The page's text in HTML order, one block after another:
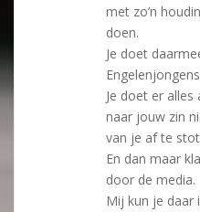
met zo’n
doen.
Je doet
Je doet er
naar jouw zin
van je af te
En dan maar
door de media.
Mij kun je daar